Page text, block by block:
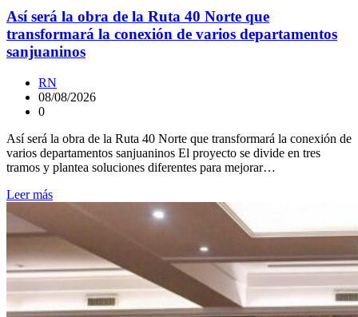
Así será la obra de la Ruta 40 Norte que
transformará la conexión de varios departamentos
sanjuaninos
RN
08/08/2026
0
Así será la obra de la Ruta 40 Norte que transformará la conexión de
varios departamentos sanjuaninos El proyecto se divide en tres
tramos y plantea soluciones diferentes para mejorar…
Leer más